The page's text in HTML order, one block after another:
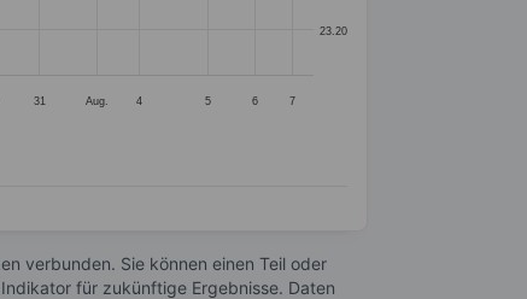
31 Aug. 4 5 6 7
23.20
verbunden. Sie können einen Teil oder
für zukünftige Ergebnisse. Daten